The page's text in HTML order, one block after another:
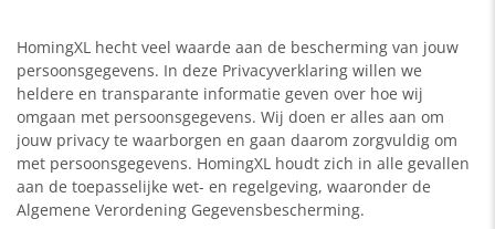
HomingXL hecht veel waarde aan de bescherming van jouw
persoonsgegevens. In deze Privacyverklaring willen we
heldere en transparante informatie geven over hoe wij
omgaan met persoonsgegevens. Wij doen er alles aan om
jouw privacy te waarborgen en gaan daarom zorgvuldig om
met persoonsgegevens. HomingXL houdt zich in alle gevallen
aan de toepasselijke wet- en regelgeving, waaronder de
Algemene Verordening Gegevensbescherming.